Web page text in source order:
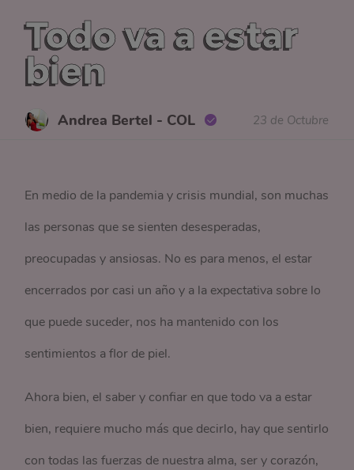
Todo va a estar
bien
Andrea Bertel - COL 23 de Octubre
En medio de la pandemia y crisis mundial, son muchas
las personas que se sienten desesperadas,
preocupadas y ansiosas. No es para menos, el estar
encerrados por casi un año y a la expectativa sobre lo
que puede suceder, nos ha mantenido con los
sentimientos a flor de piel.
Ahora bien, el saber y confiar en que todo va a estar
bien, requiere mucho más que decirlo, hay que sentirlo
con todas las fuerzas de nuestra alma, ser y corazón,